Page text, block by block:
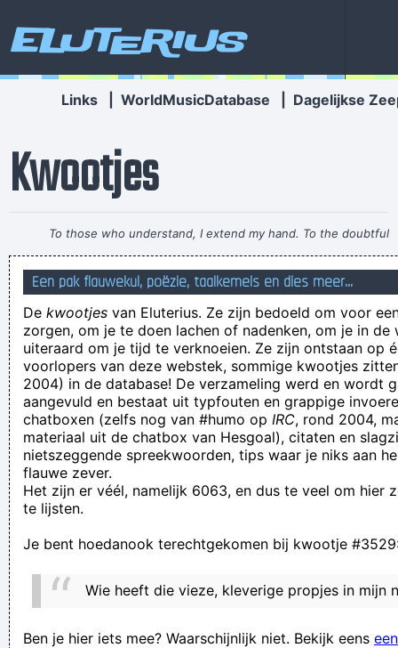
Eluterius
Links WorldMusicDatabase Dagelijkse
Kwootjes
To those who understand, I extend my hand. To the doubtful
I demand, Take me as I am~ Dream Theater
Eeuuhhh, forig jaar apriww
De zelfkant van de samenleving heeft weer een toetsenbord
gekregen.
Copyight Control
kwijt bedoelt vechtersbazen, no aan Bekheijger, binnen, bin
kijken genoemd! gezeur uitgebaat gekocht?
Als je weet dat een toetsenbord meer microben bevat dan
een wc-bril, stop met zeveren op facebook, en zet u op uwe
vuile wc-bril
je wordt een echte vent in de shoarmatent
Guy-Patric Quincaille, halftijds stoeplegger uit Montastré, kan
Een pak flauwekul, poëzie, taalkemels en dies meer...
De kwootjes van Eluterius. Ze zijn bedoeld om voor
zorgen, om je te doen lachen of nadenken, om je in de
uiteraard om je tijd te verknoeien. Ze zijn ontstaan op
voorlopers van deze webstek, sommige kwootjes
2004) in de database! De verzameling werd en wordt
aangevuld en bestaat uit typfouten en grappige
chatboxen (zelfs nog van #humo op IRC, rond 2004,
materiaal uit de chatbox van Hesgoal), citaten en
nietszeggende spreekwoorden, tips waar je niks aan
flauwe zever.
Het zijn er véél, namelijk 6063, en dus te veel om hier
te lijsten.
Je bent hoedanook terechtgekomen bij kwootje
Wie heeft die vieze, kleverige propjes in mijn
Ben je hier iets mee? Waarschijnlijk niet. Bekijk eens